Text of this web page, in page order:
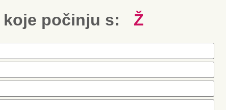
koje počinju s: Ž